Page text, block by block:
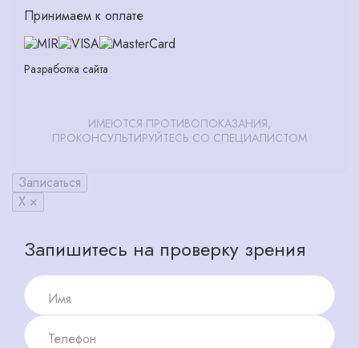
Принимаем к оплате
Разработка сайта
ИМЕЮТСЯ ПРОТИВОПОКАЗАНИЯ,
ПРОКОНСУЛЬТИРУЙТЕСЬ СО СПЕЦИАЛИСТОМ
Записаться
X ×
Запишитесь на проверку зрения
Имя
Телефон